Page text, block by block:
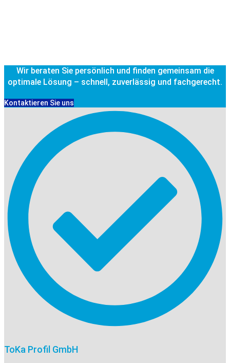
Wir beraten Sie persönlich und finden gemeinsam die
optimale Lösung – schnell, zuverlässig und fachgerecht.
Kontaktieren Sie uns
ToKa Profil GmbH